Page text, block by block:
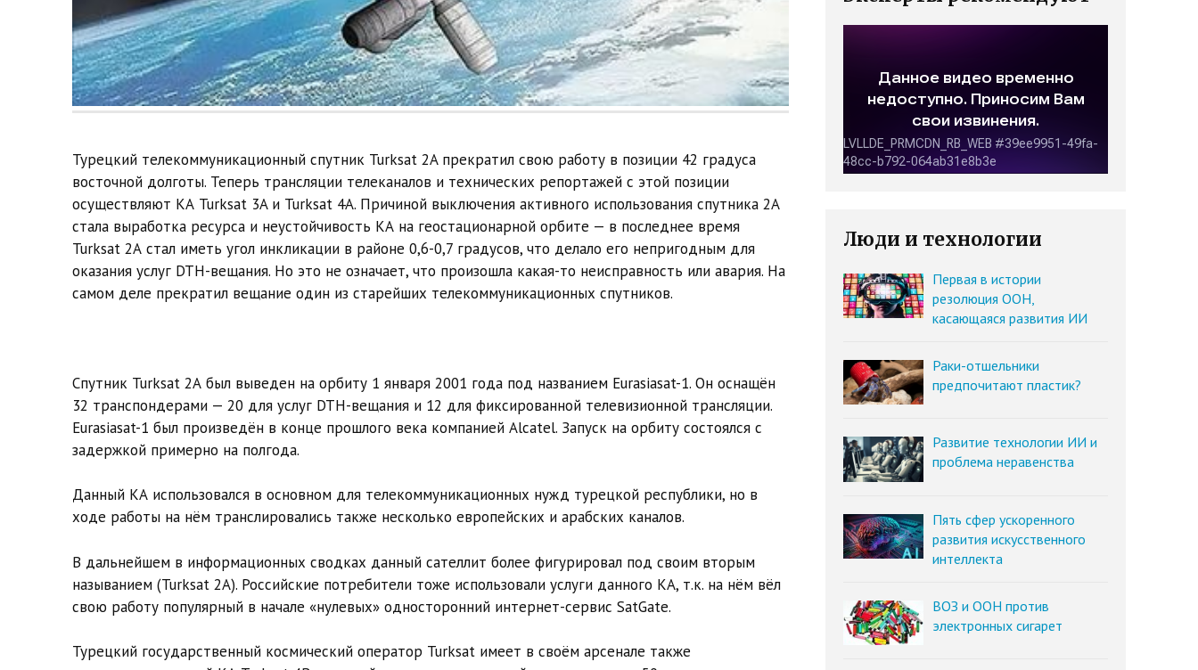
Турецкий телекоммуникационный спутник Turksat 2A прекратил свою работу в позиции 42 градуса
восточной долготы. Теперь трансляции телеканалов и технических репортажей с этой позиции
осущеcтвляют КА Turksat 3A и Turksat 4A. Причиной выключения активного использования спутника 2A
стала выработка ресурса и неустойчивость КА на геостационарной орбите — в последнее время
Turksat 2А стал иметь угол инкликации в районе 0,6-0,7 градусов, что делало его непригодным для
оказания услуг DTH-вещания. Но это не означает, что произошла какая-то неисправность или авария. На
самом деле прекратил вещание один из старейших телекоммуникационных спутников.
Спутник Turksat 2А был выведен на орбиту 1 января 2001 года под названием Eurasiasat-1. Он оснащён
32 транспондерами — 20 для услуг DTH-вещания и 12 для фиксированной телевизионной трансляции.
Eurasiasat-1 был произведён в конце прошлого века компанией Alcatel. Запуск на орбиту состоялся с
задержкой примерно на полгода.
Данный КА использовался в основном для телекоммуникационных нужд турецкой республики, но в
ходе работы на нём транслировались также несколько европейских и арабских каналов.
В дальнейшем в информационных сводках данный сателлит более фигурировал под своим вторым
называнием (Turksat 2A). Российские потребители тоже использовали услуги данного КА, т.к. на нём вёл
свою работу популярный в начале «нулевых» односторонний интернет-сервис SatGate.
Турецкий государственный космический оператор Turksat имеет в своём арсенале также
Люди и технологии
Первая в истории
резолюция ООН,
касающаяся развития ИИ
Раки-отшельники
предпочитают пластик?
Развитие технологии ИИ и
проблема неравенства
Пять сфер ускоренного
развития искусственного
интеллекта
ВОЗ и ООН против
электронных сигарет